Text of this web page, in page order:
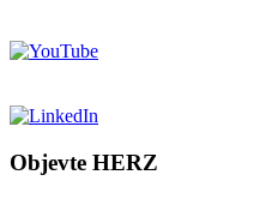
Objevte HERZ